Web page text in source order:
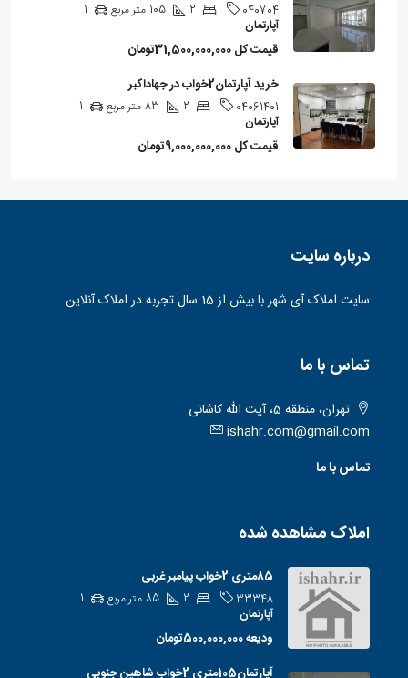
040704
2
105 متر مربع
1
آپارتمان
قیمت کل
خرید آپارتمان2خواب در جهاداکبر
04061401
2
83 متر مربع
1
آپارتمان
قیمت کل
درباره سایت
سایت املاک آی شهر با بیش از 15 سال تجربه در املاک آنلاین
تماس با ما
تهران، منطقه 5، آیت الله کاشانی
ishahr.com@gmail.com
تماس با ما
املاک مشاهده شده
85متری 2خواب پیامبر غربی
33348
2
85 متر مربع
1
آپارتمان
ودیعه
آپارتمان105متری 2خواب شاهین جنوبی